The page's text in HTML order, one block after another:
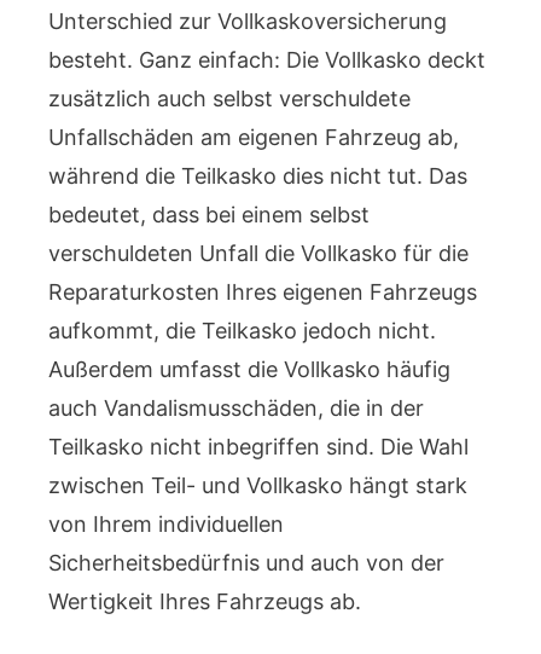
Unterschied zur Vollkaskoversicherung
besteht. Ganz einfach: Die Vollkasko deckt
zusätzlich auch selbst verschuldete
Unfallschäden am eigenen Fahrzeug ab,
während die Teilkasko dies nicht tut. Das
bedeutet, dass bei einem selbst
verschuldeten Unfall die Vollkasko für die
Reparaturkosten Ihres eigenen Fahrzeugs
aufkommt, die Teilkasko jedoch nicht.
Außerdem umfasst die Vollkasko häufig
auch Vandalismusschäden, die in der
Teilkasko nicht inbegriffen sind. Die Wahl
zwischen Teil- und Vollkasko hängt stark
von Ihrem individuellen
Sicherheitsbedürfnis und auch von der
Wertigkeit Ihres Fahrzeugs ab.